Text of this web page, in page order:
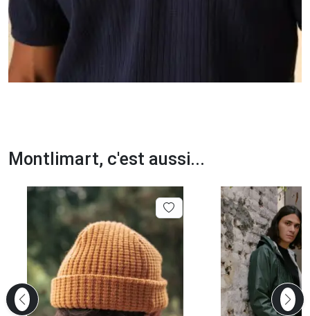
Montlimart, c'est aussi...